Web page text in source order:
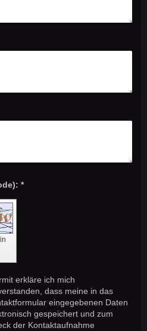
Captcha (Spam-Schutz-Code): *
erkläre ich mich
dass meine in das
eingegebenen Daten
gespeichert und zum
der Kontaktaufnahme